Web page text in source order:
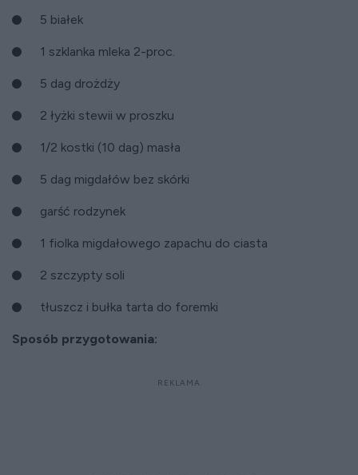
5 białek
1 szklanka mleka 2-proc.
5 dag drożdży
2 łyżki stewii w proszku
1/2 kostki (10 dag) masła
5 dag migdałów bez skórki
garść rodzynek
1 fiolka migdałowego zapachu do ciasta
2 szczypty soli
tłuszcz i bułka tarta do foremki
Sposób przygotowania: